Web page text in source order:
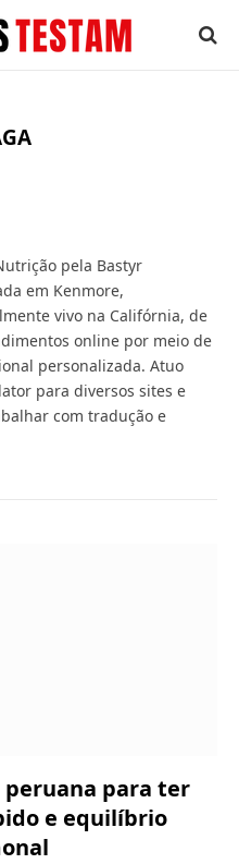
pela Bastyr
em Kenmore,
vivo na Califórnia, de
online por meio de
personalizada. Atuo
para diversos sites e
com tradução e
peruana para ter
e equilíbrio